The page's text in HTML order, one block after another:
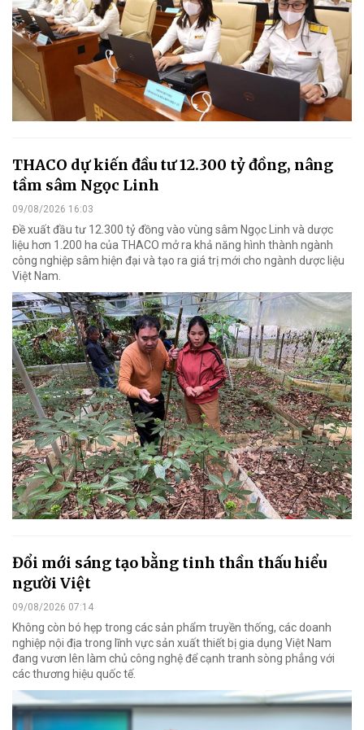
THACO dự kiến đầu tư 12.300 tỷ đồng, nâng
tầm sâm Ngọc Linh
09/08/2026 16:03
Đề xuất đầu tư 12.300 tỷ đồng vào vùng sâm Ngọc Linh và dược
liệu hơn 1.200 ha của THACO mở ra khả năng hình thành ngành
công nghiệp sâm hiện đại và tạo ra giá trị mới cho ngành dược liệu
Việt Nam.
Đổi mới sáng tạo bằng tinh thần thấu hiểu
người Việt
09/08/2026 07:14
Không còn bó hẹp trong các sản phẩm truyền thống, các doanh
nghiệp nội địa trong lĩnh vực sản xuất thiết bị gia dụng Việt Nam
đang vươn lên làm chủ công nghệ để cạnh tranh sòng phẳng với
các thương hiệu quốc tế.